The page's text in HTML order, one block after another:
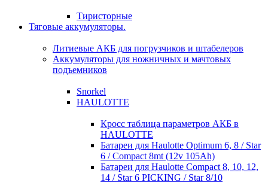
Тиристорные
Тяговые аккумуляторы.
Литиевые АКБ для погрузчиков и штабелеров
Аккумуляторы для ножничных и мачтовых
подъемников
Snorkel
HAULOTTE
Кросc таблица параметров АКБ в
HAULOTTE
Батареи для Haulotte Optimum 6, 8 / Star
6 / Compact 8mt (12v 105Ah)
Батареи для Haulotte Compact 8, 10, 12,
14 / Star 6 PICKING / Star 8/10